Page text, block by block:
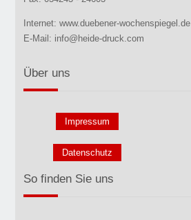
Internet: www.duebener-wochenspiegel.de
E-Mail: info@heide-druck.com
Über uns
Impressum
Datenschutz
So finden Sie uns